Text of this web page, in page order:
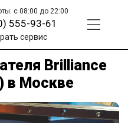
с 08:00 до 22:00
555-93-61
сервис
Brilliance
в Москве